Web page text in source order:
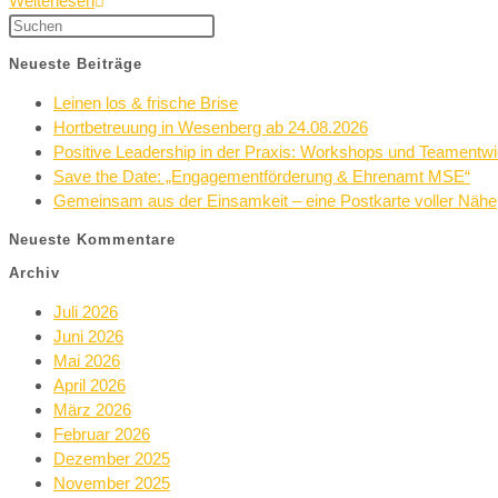
Neueste Beiträge
Leinen los & frische Brise
Hortbetreuung in Wesenberg ab 24.08.2026
Positive Leadership in der Praxis: Workshops und
Save the Date: „Engagementförderung & Ehrenamt MSE“
Gemeinsam aus der Einsamkeit – eine Postkarte voller Nähe
Neueste Kommentare
Archiv
Juli 2026
Juni 2026
Mai 2026
April 2026
März 2026
Februar 2026
Dezember 2025
November 2025